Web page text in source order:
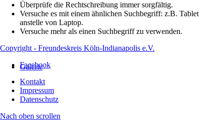
Galerie
Überprüfe die Rechtschreibung immer sorgfältig.
Versuche es mit einem ähnlichen Suchbegriff: z.B. Tablet
anstelle von Laptop.
Versuche mehr als einen Suchbegriff zu verwenden.
Copyright - Freundeskreis Köln-Indianapolis e.V.
Facebook
Kontakt
Impressum
Datenschutz
Nach oben scrollen